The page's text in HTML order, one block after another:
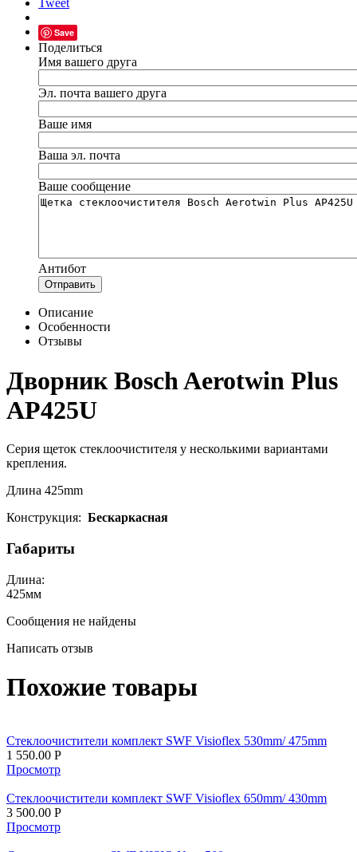
Tweet
Save
Поделиться
Имя вашего друга
Эл. почта вашего друга
Ваше имя
Ваша эл. почта
Ваше сообщение
Антибот
Отправить
Описание
Особенности
Отзывы
Дворник Bosch Aerotwin Plus
AP425U
Серия щеток стеклоочистителя у несколькими вариантами
крепления.
Длина 425mm
Конструкция: Бескаркасная
Габариты
Длина:
425мм
Сообщения не найдены
Написать отзыв
Похожие товары
Стеклоочистители комплект SWF Visioflex 530mm/ 475mm
1 550.00 Р
Просмотр
Стеклоочистители комплект SWF Visioflex 650mm/ 430mm
3 500.00 Р
Просмотр